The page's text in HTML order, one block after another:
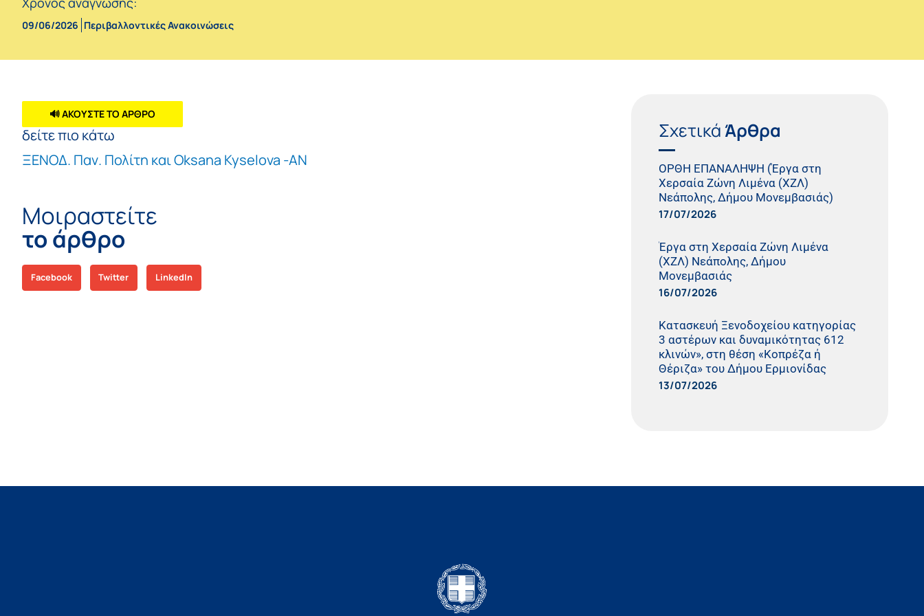
09/06/2026 Περιβαλλοντικές Ανακοινώσεις
🔊 ΑΚΟΥΣΤΕ ΤΟ ΑΡΘΡΟ
δείτε πιο κάτω
ΞΕΝΟΔ. Παν. Πολίτη και Oksana Kyselova -ΑΝ
Μοιραστείτε
το άρθρο
Facebook Twitter LinkedIn
Σχετικά Άρθρα
ΟΡΘΗ ΕΠΑΝΑΛΗΨΗ (Έργα στη
Χερσαία Ζώνη Λιμένα (ΧΖΛ)
Νεάπολης, Δήμου Μονεμβασιάς)
17/07/2026
Έργα στη Χερσαία Ζώνη Λιμένα
(ΧΖΛ) Νεάπολης, Δήμου
Μονεμβασιάς
16/07/2026
Κατασκευή Ξενοδοχείου κατηγορίας
3 αστέρων και δυναμικότητας 612
κλινών», στη θέση «Κοπρέζα ή
Θέριζα» του Δήμου Ερμιονίδας
13/07/2026